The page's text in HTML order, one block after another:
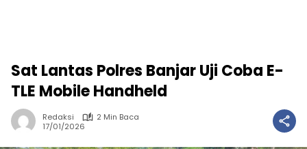
Sat Lantas Polres Banjar Uji Coba E-
TLE Mobile Handheld
Redaksi
2 Min Baca
17/01/2026